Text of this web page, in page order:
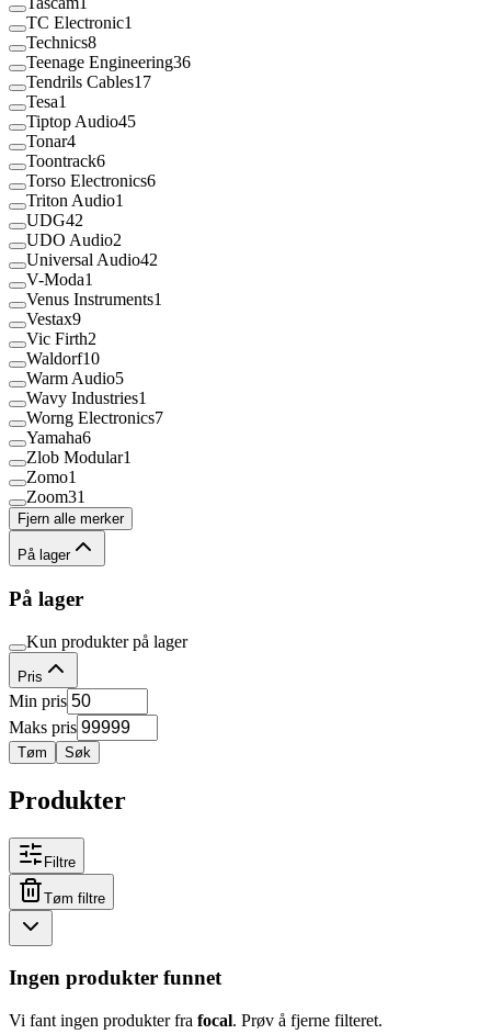
TC Electronic1
Technics8
Teenage Engineering36
Tendrils Cables17
Tesa1
Tiptop Audio45
Tonar4
Toontrack6
Torso Electronics6
Triton Audio1
UDG42
UDO Audio2
Universal Audio42
V-Moda1
Venus Instruments1
Vestax9
Vic Firth2
Waldorf10
Warm Audio5
Wavy Industries1
Worng Electronics7
Yamaha6
Zlob Modular1
Zomo1
Zoom31
Fjern alle merker
På lager
På lager
Kun produkter på lager
Pris
Min pris
Maks pris
Tøm Søk
Produkter
Filtre
Tøm filtre
Ingen produkter funnet
Vi fant ingen produkter fra focal. Prøv å fjerne filteret.